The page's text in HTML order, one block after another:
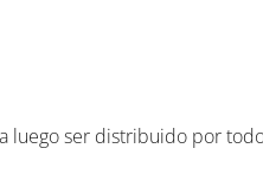
luego ser distribuido por